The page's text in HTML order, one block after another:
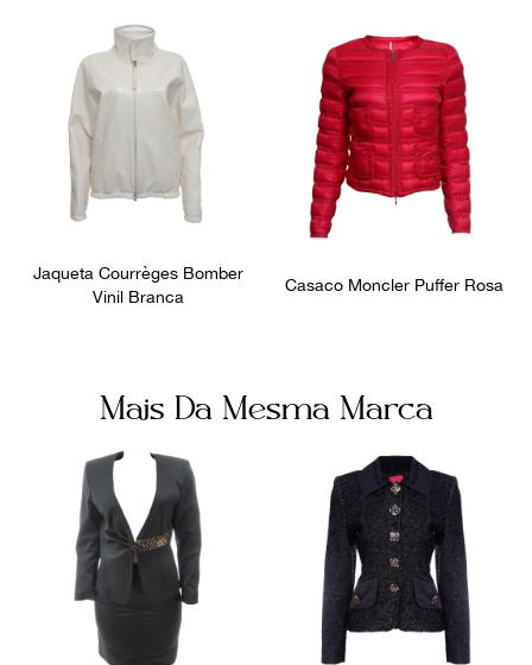
Jaqueta Courrèges Bomber
Vinil Branca
Casaco Moncler Puffer Rosa
Mais Da Mesma Marca